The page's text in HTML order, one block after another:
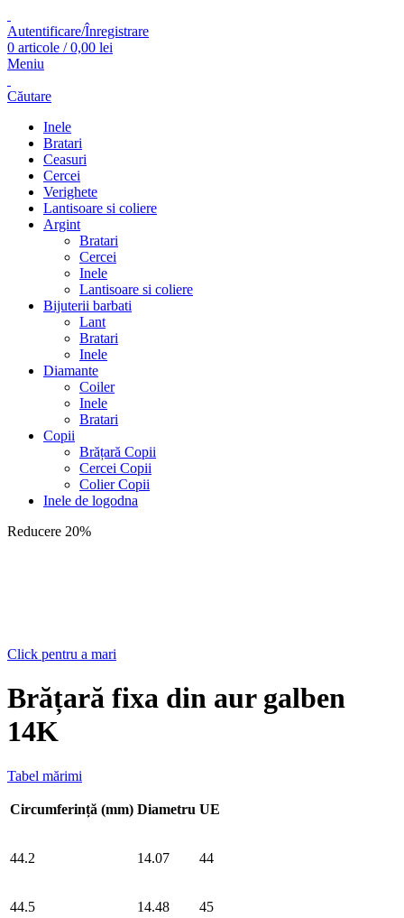
Autentificare/Înregistrare
0 articole / 0,00 lei
Meniu
Căutare
Inele
Bratari
Ceasuri
Cercei
Verighete
Lantisoare si coliere
Argint
Bratari
Cercei
Inele
Lantisoare si coliere
Bijuterii barbati
Lant
Bratari
Inele
Diamante
Coiler
Inele
Bratari
Copii
Brățară Copii
Cercei Copii
Colier Copii
Inele de logodna
Reducere 20%
Click pentru a mari
Brățară fixa din aur galben
14K
Tabel mărimi
Circumferință (mm) Diametru UE
44.2 14.07 44
44.5 14.48 45